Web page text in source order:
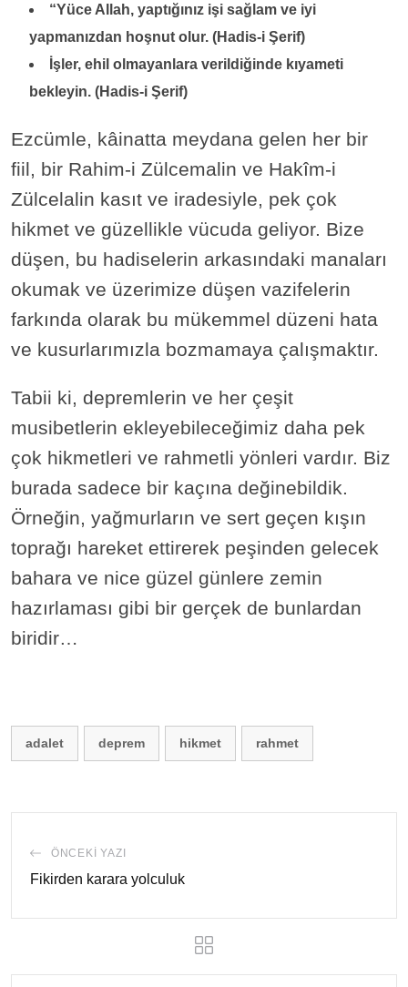
“Yüce Allah, yaptığınız işi sağlam ve iyi
yapmanızdan hoşnut olur. (Hadis-i Şerif)
İşler, ehil olmayanlara verildiğinde kıyameti
bekleyin. (Hadis-i Şerif)
Ezcümle, kâinatta meydana gelen her bir
fiil, bir Rahim-i Zülcemalin ve Hakîm-i
Zülcelalin kasıt ve iradesiyle, pek çok
hikmet ve güzellikle vücuda geliyor. Bize
düşen, bu hadiselerin arkasındaki manaları
okumak ve üzerimize düşen vazifelerin
farkında olarak bu mükemmel düzeni hata
ve kusurlarımızla bozmamaya çalışmaktır.
Tabii ki, depremlerin ve her çeşit
musibetlerin ekleyebileceğimiz daha pek
çok hikmetleri ve rahmetli yönleri vardır. Biz
burada sadece bir kaçına değinebildik.
Örneğin, yağmurların ve sert geçen kışın
toprağı hareket ettirerek peşinden gelecek
bahara ve nice güzel günlere zemin
hazırlaması gibi bir gerçek de bunlardan
biridir…
adalet deprem hikmet rahmet
ÖNCEKI YAZI
Fikirden karara yolculuk